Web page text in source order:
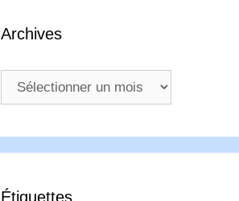
Archives
Archives
Étiquettes